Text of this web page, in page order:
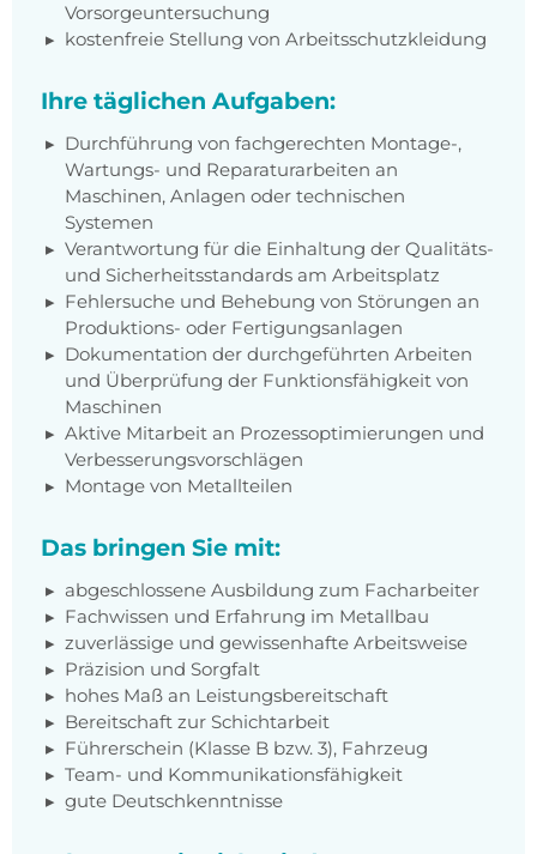
Vorsorgeuntersuchung
kostenfreie Stellung von Arbeitsschutzkleidung
Ihre täglichen Aufgaben:
Durchführung von fachgerechten Montage-,
Wartungs- und Reparaturarbeiten an
Maschinen, Anlagen oder technischen
Systemen
Verantwortung für die Einhaltung der Qualitäts-
und Sicherheitsstandards am Arbeitsplatz
Fehlersuche und Behebung von Störungen an
Produktions- oder Fertigungsanlagen
Dokumentation der durchgeführten Arbeiten
und Überprüfung der Funktionsfähigkeit von
Maschinen
Aktive Mitarbeit an Prozessoptimierungen und
Verbesserungsvorschlägen
Montage von Metallteilen
Das bringen Sie mit:
abgeschlossene Ausbildung zum Facharbeiter
Fachwissen und Erfahrung im Metallbau
zuverlässige und gewissenhafte Arbeitsweise
Präzision und Sorgfalt
hohes Maß an Leistungsbereitschaft
Bereitschaft zur Schichtarbeit
Führerschein (Klasse B bzw. 3), Fahrzeug
Team- und Kommunikationsfähigkeit
gute Deutschkenntnisse